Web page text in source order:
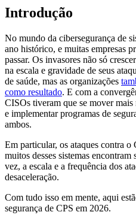
Introdução
No mundo da cibersegurança de
ano histórico, e muitas empresas
passar. Os invasores não só
na escala e gravidade de seus
de saúde, mas as organizações
como resultado. E com a
CISOs tiveram que se mover
e implementar programas de
ambos.
Em particular, os ataques contra o
muitos desses sistemas
vez, a escala e a frequência dos
desaceleração.
Com tudo isso em mente, aqui
segurança de CPS em 2026.